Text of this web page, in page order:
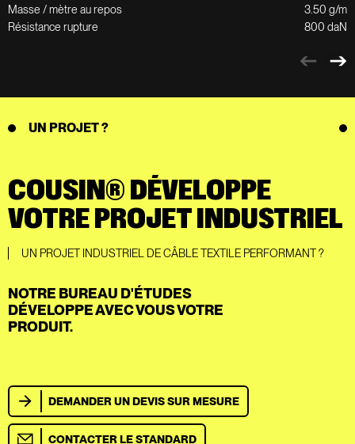
Masse / mètre au repos
Résistance rupture
3.50 g/m
800 daN
UN PROJET ?
COUSIN® DÉVELOPPE
VOTRE PROJET INDUSTRIEL
UN PROJET INDUSTRIEL DE CÂBLE TEXTILE PERFORMANT ?
NOTRE BUREAU D'ÉTUDES
DÉVELOPPE AVEC VOUS VOTRE
PRODUIT.
DEMANDER UN DEVIS SUR MESURE
CONTACTER LE STANDARD